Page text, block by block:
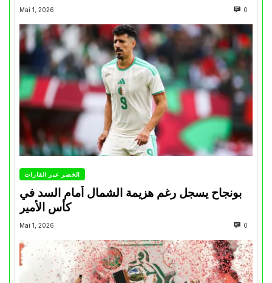
Mai 1, 2026 0
الخضر عبر القارات
بونجاح يسجل رغم هزيمة الشمال أمام السد في
كأس الأمير
Mai 1, 2026 0